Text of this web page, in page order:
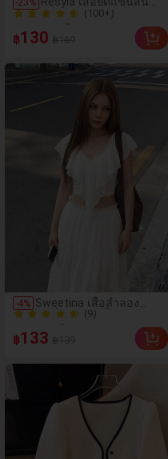
-23%
คอกลมพิมพ์ลายตัวอักษร
สำหรับผู้หญิง สวมใส่ได้ทุก
วัน สไตล์ลำลอง
200+ ขายแล้ว
200+ ขายแล้ว
฿130
-4% Sweetina เสื้อลำลอง
แฟชั่นผู้หญิงสีพื้นแต่ง
ระบายอเนกประสงค์
(9)
60+ ขายแล้ว
60+ ขายแล้ว
฿133